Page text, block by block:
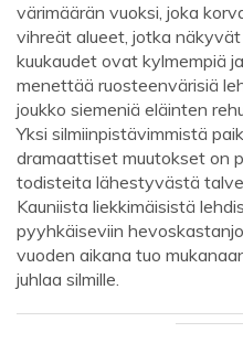
värimäärän vuoksi, joka
vihreät alueet, jotka näkyvät
kuukaudet ovat kylmempiä
menettää ruosteenvärisiä
joukko siemeniä eläinten
Yksi silmiinpistävimmistä
dramaattiset muutokset on
todisteita lähestyvästä
Kauniista liekkimäisistä
pyyhkäiseviin
vuoden aikana tuo
juhlaa silmille.